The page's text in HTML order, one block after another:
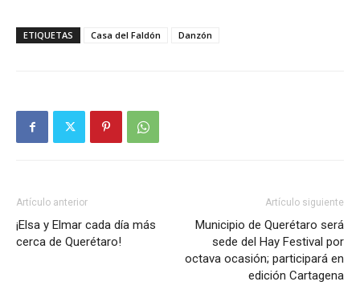
ETIQUETAS Casa del Faldón Danzón
Artículo anterior
¡Elsa y Elmar cada día más
cerca de Querétaro!
Artículo siguiente
Municipio de Querétaro será
sede del Hay Festival por
octava ocasión; participará en
edición Cartagena